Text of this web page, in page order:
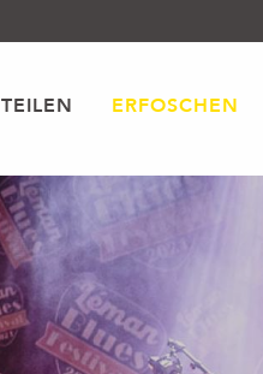
TEILEN ERFOSCHEN